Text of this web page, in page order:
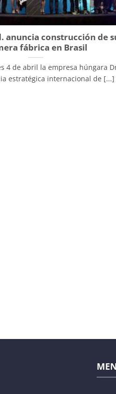
anuncia construcción de
fábrica en Brasil
4 de abril la empresa húngara
estratégica internacional de [...]